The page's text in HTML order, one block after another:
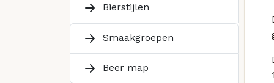
Bierstijlen
Smaakgroepen
Beer map